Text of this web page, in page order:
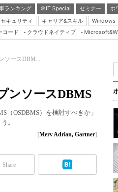
ランキング ＠IT Special セミナー
ホ
セキュリティ キャリア&スキル Windows
Server &
Java Agile
Database
Linux ＆ OSS
Master of IP
Security & Trust
コード クラウドネイティブ
ソースDBM...
ンソースDBMS
（OSDBMS）を検討すべきか」
。
[Merv Adrian, Gartner]
Share